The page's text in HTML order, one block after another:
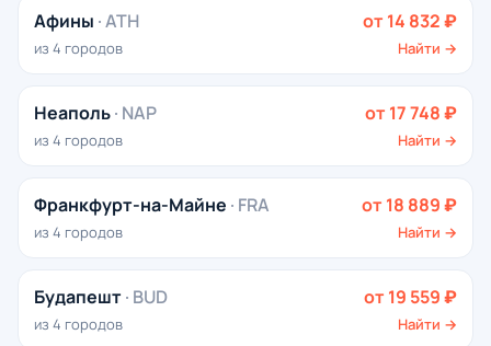
Афины · ATH
из 4 городов
от 14 832 ₽
Найти →
Неаполь· NAP
из 4 городов
от 17 748 ₽
Найти →
Франкфурт-на-Майне · FRA
из 4 городов
от 18 889 ₽
Найти →
Будапешт· BUD
из 4 городов
от 19 559 ₽
Найти →